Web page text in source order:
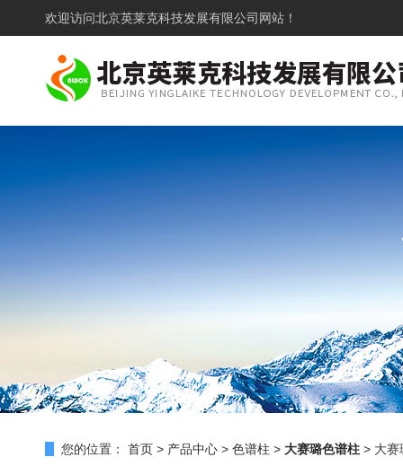
欢迎访问北京英莱克科技发展有限公司网站！
您的位置： 首页 > 产品中心 > 色谱柱 > 大赛璐色谱柱 > 大赛